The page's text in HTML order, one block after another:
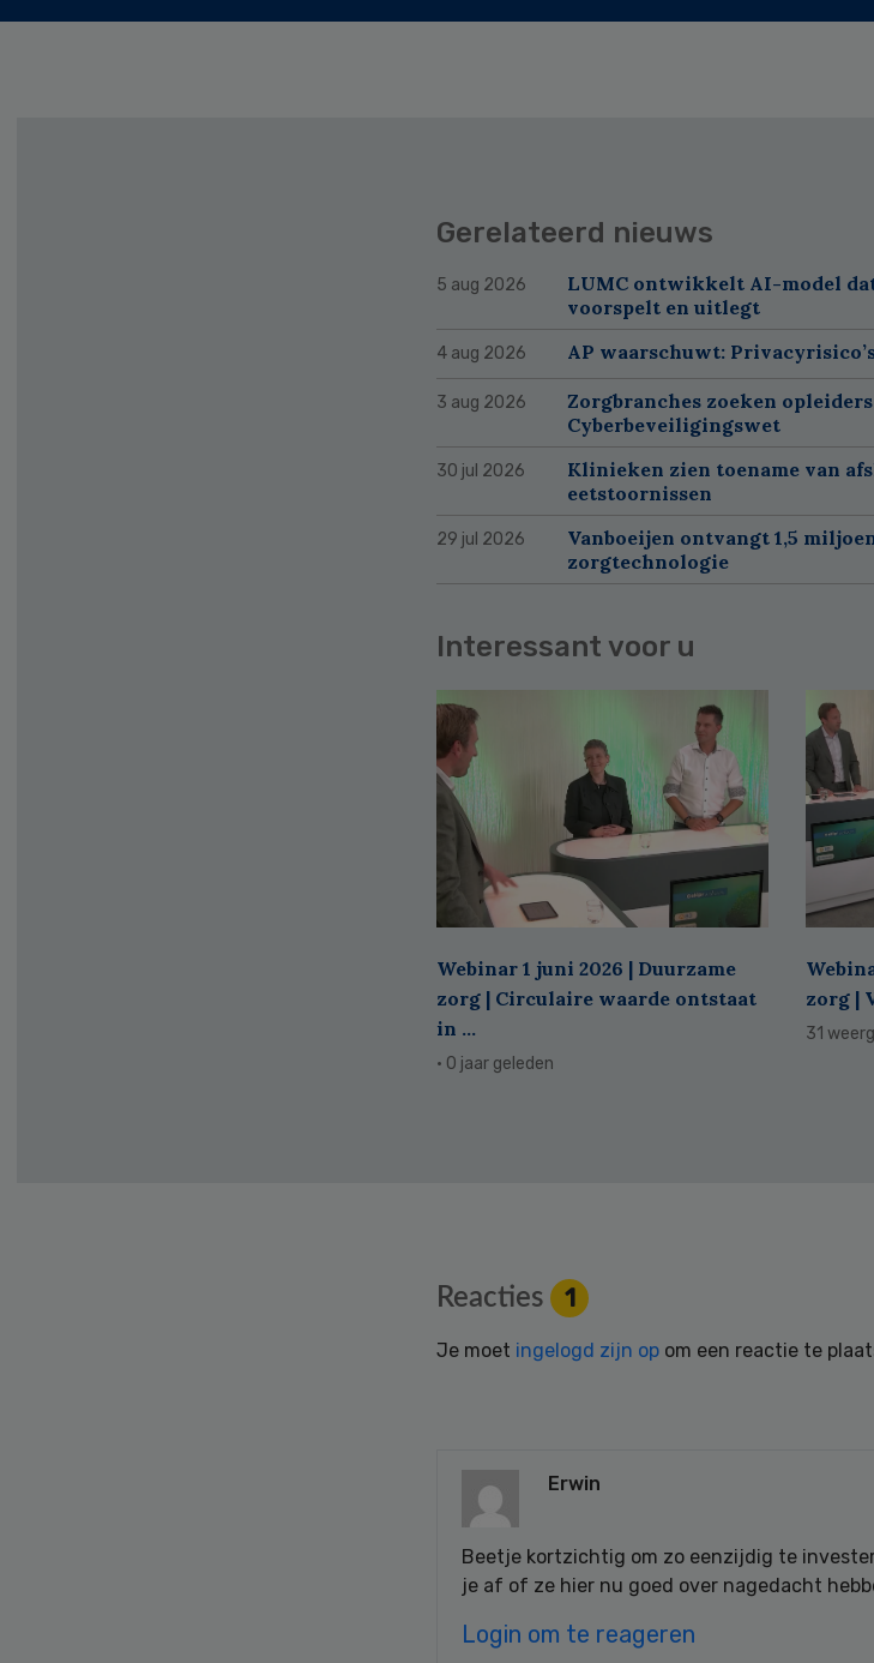
Gerelateerd nieuws
5 aug 2026
LUMC ontwikkelt AI-model
voorspelt en uitlegt
4 aug 2026 AP waarschuwt:
3 aug 2026
Zorgbranches zoeken
Cyberbeveiligingswet
30 jul 2026
Klinieken zien toename van
eetstoornissen
29 jul 2026
Vanboeijen ontvangt 1,5
zorgtechnologie
Interessant voor u
Webinar 1 juni 2026 | Duurzame
zorg | Circulaire waarde ontstaat
in ...
· 0 jaar geleden
zorg |
31
Reacties 1
Je moet ingelogd zijn op om een reactie te
Erwin
Beetje kortzichtig om zo eenzijdig te
je af of ze hier nu goed over nagedacht
Login om te reageren